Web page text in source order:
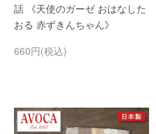
話 《天使のガーゼ おはなした
おる 赤ずきんちゃん》
660円(税込)